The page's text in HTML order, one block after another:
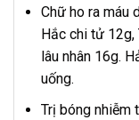
Chữ ho ra máu
Hắc chi tử 12g,
lâu nhân 16g.
uống.
Trị bóng nhiễm